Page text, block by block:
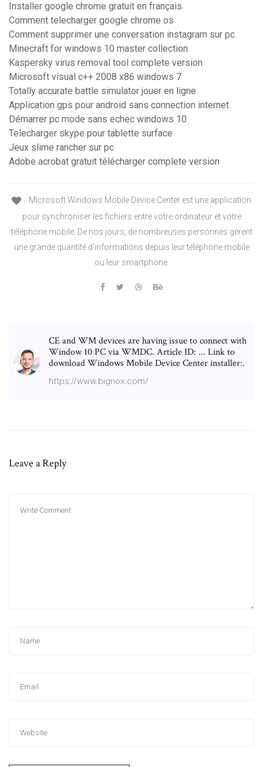
Installer google chrome gratuit en français
Comment telecharger google chrome os
Comment supprimer une conversation instagram sur pc
Minecraft for windows 10 master collection
Kaspersky virus removal tool complete version
Microsoft visual c++ 2008 x86 windows 7
Totally accurate battle simulator jouer en ligne
Application gps pour android sans connection internet
Démarrer pc mode sans echec windows 10
Telecharger skype pour tablette surface
Jeux slime rancher sur pc
Adobe acrobat gratuit télécharger complete version
Microsoft Windows Mobile Device Center est une application
pour synchroniser les fichiers entre votre ordinateur et votre
téléphone mobile. De nos jours, de nombreuses personnes gèrent
une grande quantité d'informations depuis leur téléphone mobile
ou leur smartphone.
CE and WM devices are having issue to connect with
Window 10 PC via WMDC. Article ID: ... Link to
download Windows Mobile Device Center installer:.
https://www.bignox.com/
Leave a Reply